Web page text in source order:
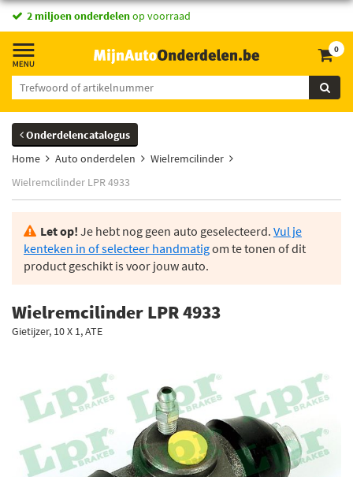
2 miljoen onderdelenop voorraad
0
Onderdelencatalogus
Home
Auto onderdelen
Wielremcilinder
Wielremcilinder LPR 4933
Let op! Je hebt nog geen auto geselecteerd. Vul je
kenteken in of selecteer handmatigom te tonen of dit
product geschikt is voor jouw auto.
Wielremcilinder LPR 4933
Gietijzer, 10 X 1, ATE